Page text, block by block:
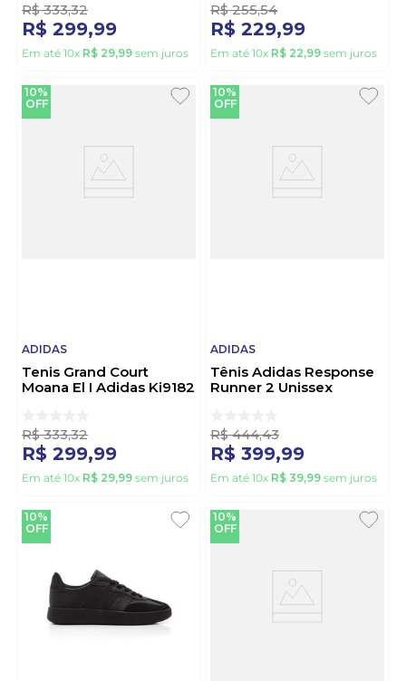
R$ 333,32
R$ 299,99
Em até 10x R$ 29,99 sem juros
R$ 255,54
R$ 229,99
Em até 10x R$ 22,99 sem juros
10%
OFF
ADIDAS
Tenis Grand Court
Moana El I Adidas Ki9182
R$ 333,32
R$ 299,99
Em até 10x R$ 29,99 sem juros
10%
OFF
ADIDAS
Tênis Adidas Response
Runner 2 Unissex
R$ 444,43
R$ 399,99
Em até 10x R$ 39,99 sem juros
10%
OFF
10%
OFF